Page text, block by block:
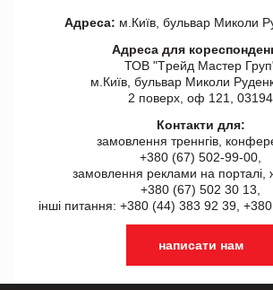
Адреса: м.Київ, бульвар Миколи
Адреса для
ТОВ "Tрейд Мастер
м.Київ, бульвар Миколи
2 поверх, оф 121, 03194
Контакти для:
замовлення треннгів,
+380 (67) 502-99-00,
замовлення реклами на порталі,
+380 (67) 502 30 13,
інші питання: +380 (44) 383 92 39,
написати нам